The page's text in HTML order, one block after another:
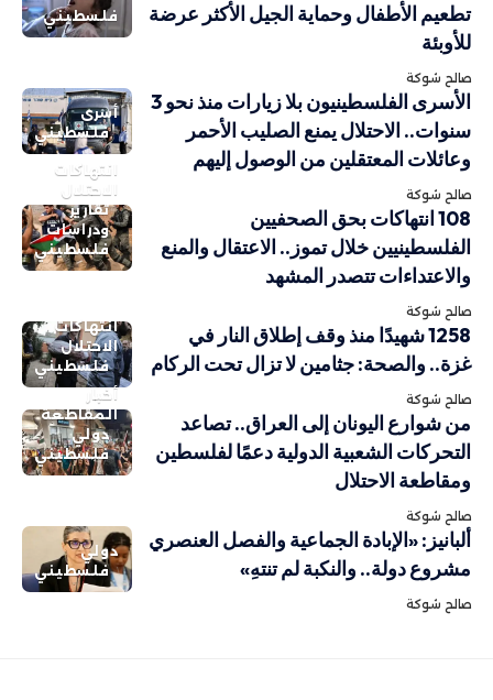
فلسطيني
تطعيم الأطفال وحماية الجيل الأكثر عرضة
للأوبئة
صالح شوكة
أسرى
فلسطيني
الأسرى الفلسطينيون بلا زيارات منذ نحو 3
سنوات.. الاحتلال يمنع الصليب الأحمر
وعائلات المعتقلين من الوصول إليهم
صالح شوكة
انتهاكات
الاحتلال
تقارير
ودراسات
فلسطيني
108 انتهاكات بحق الصحفيين
الفلسطينيين خلال تموز.. الاعتقال والمنع
والاعتداءات تتصدر المشهد
صالح شوكة
انتهاكات
الاحتلال
فلسطيني
1258 شهيدًا منذ وقف إطلاق النار في
غزة.. والصحة: جثامين لا تزال تحت الركام
صالح شوكة
أخبار
المقاطعة
دولي
فلسطيني
من شوارع اليونان إلى العراق.. تصاعد
التحركات الشعبية الدولية دعمًا لفلسطين
ومقاطعة الاحتلال
صالح شوكة
دولي
فلسطيني
ألبانيز: «الإبادة الجماعية والفصل العنصري
مشروع دولة.. والنكبة لم تنتهِ»
صالح شوكة